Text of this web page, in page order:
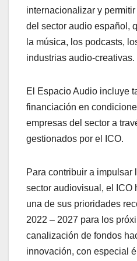
internacionalizar y
del sector audio español,
la música, los podcasts,
industrias audio-creativas.
El Espacio Audio incluye
financiación en
empresas del sector a
gestionados por el ICO.
Para contribuir a impulsar
sector audiovisual, el ICO​
una de sus prioridades
2022 – 2027 para los
canalización de fondos
innovación, con especial